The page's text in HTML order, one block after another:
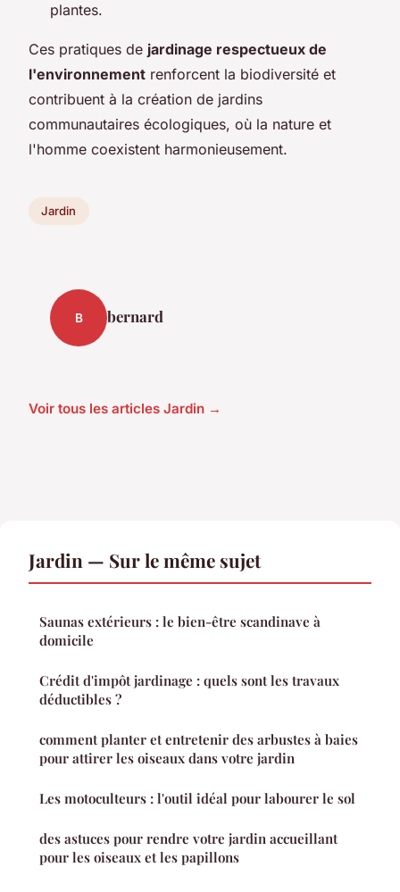
plantes.
Ces pratiques de jardinage respectueux de
l'environnement renforcent la biodiversité et
contribuent à la création de jardins
communautaires écologiques, où la nature et
l'homme coexistent harmonieusement.
Jardin
B bernard
Voir tous les articles Jardin →
Jardin — Sur le même sujet
Saunas extérieurs : le bien-être scandinave à
domicile
Crédit d'impôt jardinage : quels sont les travaux
déductibles ?
comment planter et entretenir des arbustes à baies
pour attirer les oiseaux dans votre jardin
Les motoculteurs : l'outil idéal pour labourer le sol
des astuces pour rendre votre jardin accueillant
pour les oiseaux et les papillons